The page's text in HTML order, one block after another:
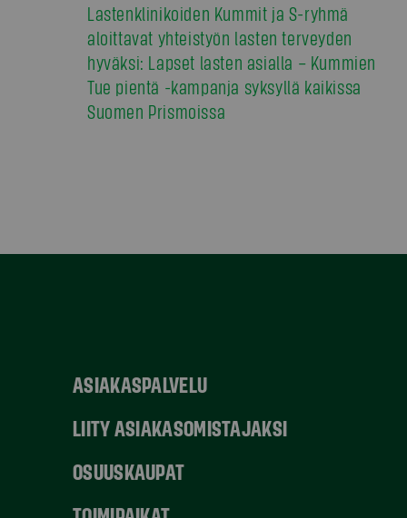
Lastenklinikoiden Kummit ja S-ryhmä
aloittavat yhteistyön lasten terveyden
hyväksi: Lapset lasten asialla – Kummien
Tue pientä -kampanja syksyllä kaikissa
Suomen Prismoissa
ASIAKASPALVELU
LIITY ASIAKASOMISTAJAKSI
OSUUSKAUPAT